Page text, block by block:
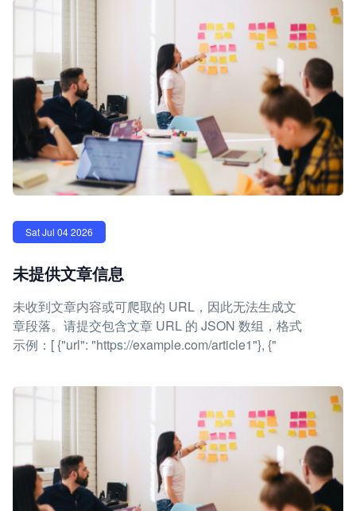
Sat Jul 04 2026
未提供文章信息
未收到文章内容或可爬取的 URL，因此无法生成文
章段落。请提交包含文章 URL 的 JSON 数组，格式
示例：[ {"url": "https://example.com/article1"}, {"